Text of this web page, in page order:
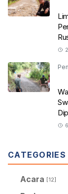
CATEGORIES
Acara [12]